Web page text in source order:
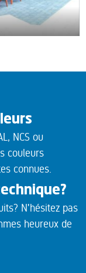
NCS ou
couleurs
connues.
N'hésitez pas
heureux de